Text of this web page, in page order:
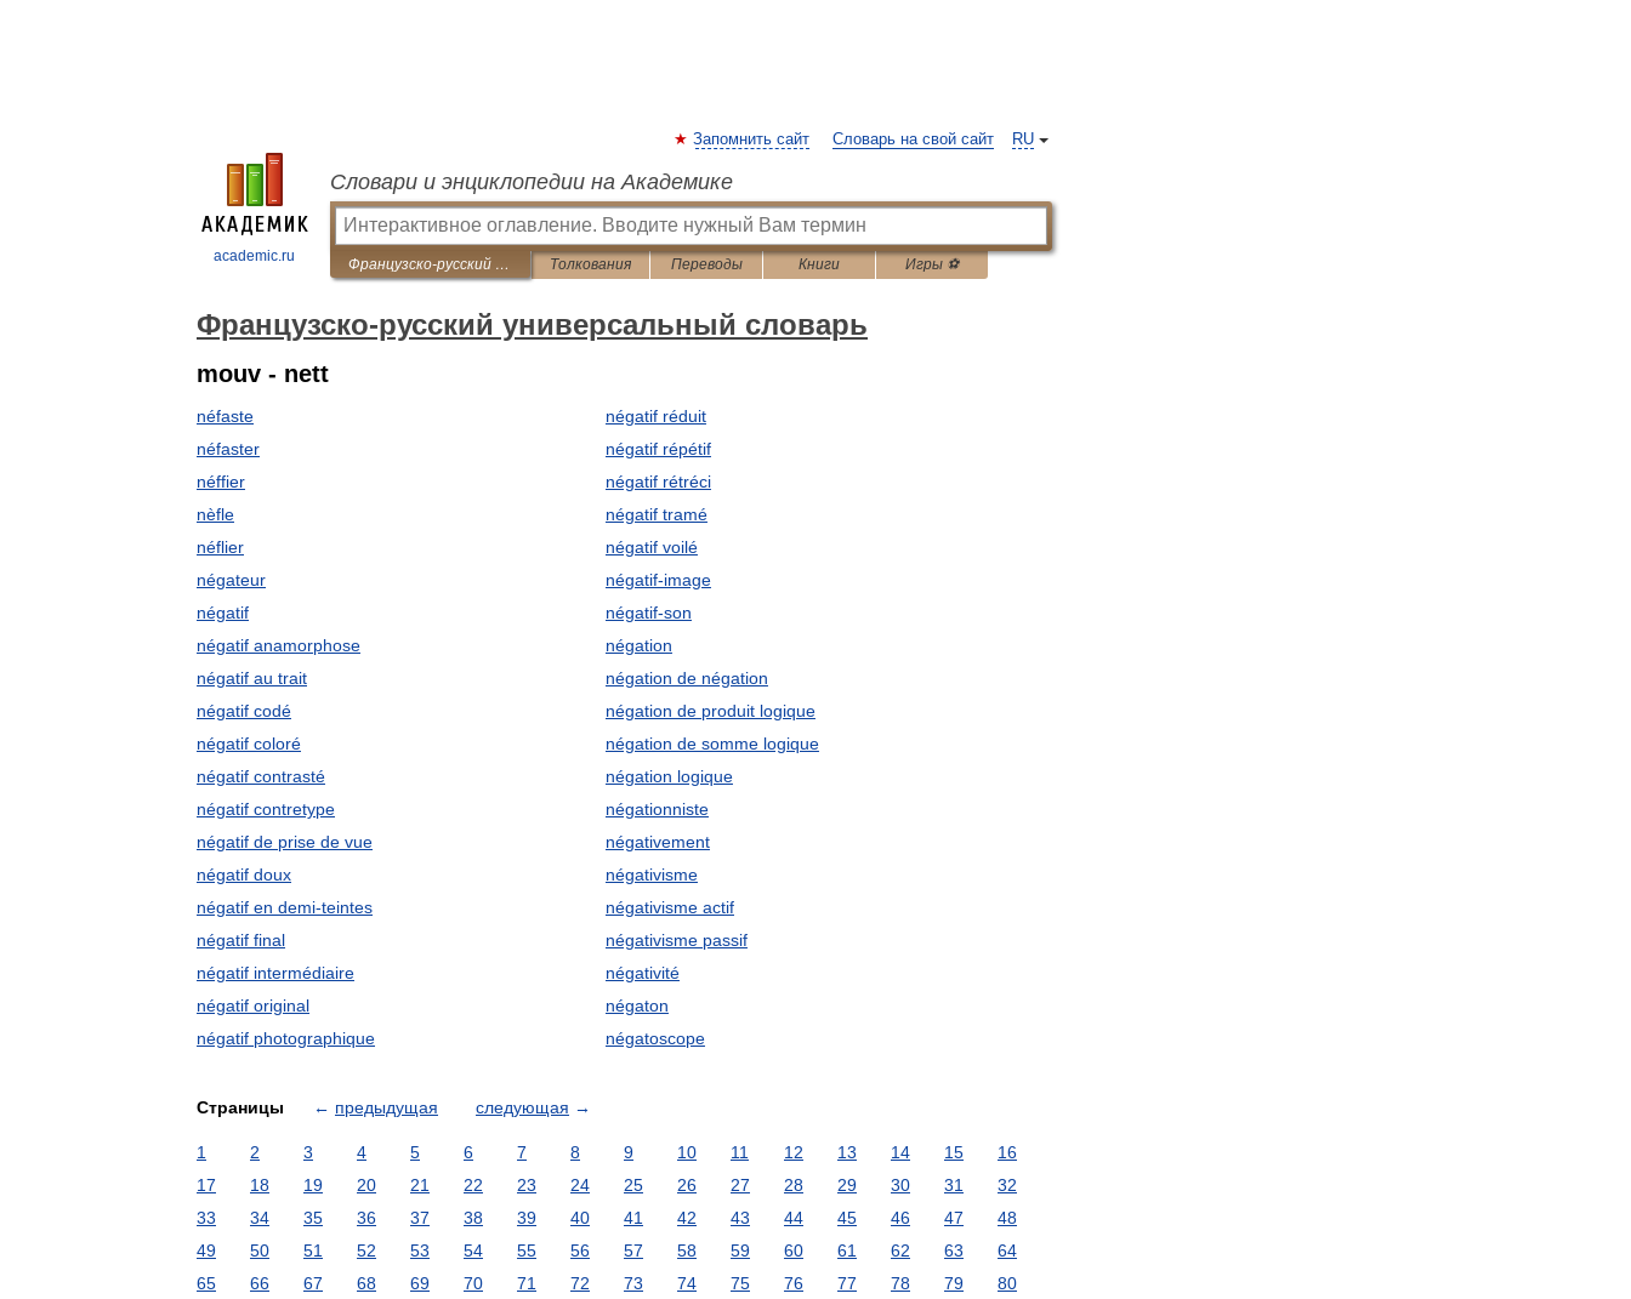
academic.ru
RU
Запомнить сайт Словарь на свой сайт
Словари и энциклопедии на Академике
Французско-русский универсальный словарь Толкования Переводы Книги Игры ⚽
Французско-русский универсальный словарь
mouv - nett
néfaste
néfaster
néffier
nèfle
néflier
négateur
négatif
négatif anamorphose
négatif au trait
négatif codé
négatif coloré
négatif contrasté
négatif contretype
négatif de prise de vue
négatif doux
négatif en demi-teintes
négatif final
négatif intermédiaire
négatif original
négatif photographique
négatif réduit
négatif répétif
négatif rétréci
négatif tramé
négatif voilé
négatif-image
négatif-son
négation
négation de négation
négation de produit logique
négation de somme logique
négation logique
négationniste
négativement
négativisme
négativisme actif
négativisme passif
négativité
négaton
négatoscope
Страницы ← предыдущая следующая →
1 2 3 4 5 6 7 8 9 10 11 12 13 14 15
16
17
18 19 20 21 22 23 24 25 26 27 28 29 30 31
32
33
34 35 36 37 38 39 40 41 42 43 44 45 46 47
48
49
50 51 52 53 54 55 56 57 58 59 60 61 62 63
64
65
66 67 68 69 70 71 72 73 74 75 76 77 78 79
80